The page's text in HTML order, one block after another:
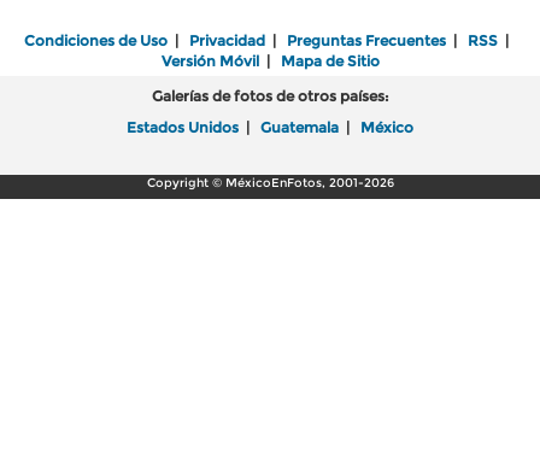
Condiciones de Uso | Privacidad | Preguntas Frecuentes | RSS |
Versión Móvil| Mapa de Sitio
Galerías de fotos de otros países:
Estados Unidos | Guatemala | México
Copyright © MéxicoEnFotos, 2001-2026